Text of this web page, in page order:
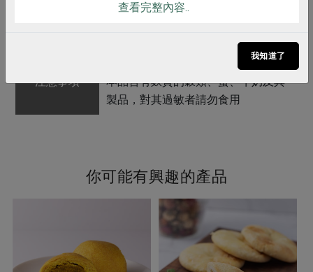
建議自冷凍庫取出回溫5~10分鐘後即
注意事項
本品含有麩質的穀類、蛋、牛奶及其
製品，對其過敏者請勿食用
你可能有興趣的產品
查看完整內容..
我知道了